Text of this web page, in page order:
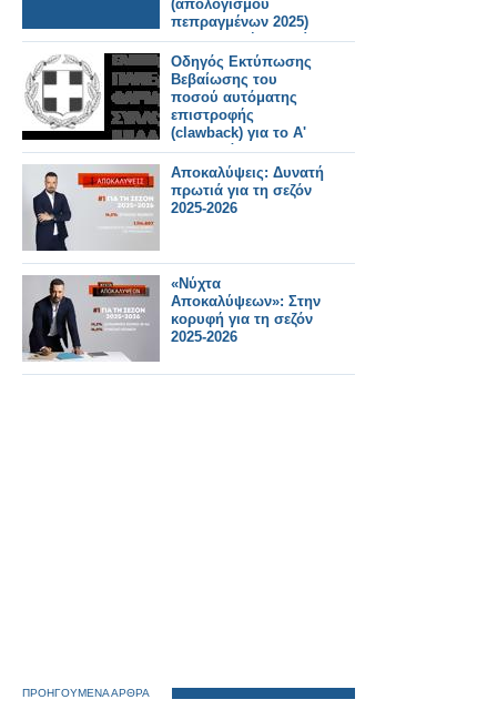
(απολογισμού
πεπραγμένων 2025)
της Κυριακή 5 Ιουλίου
2026.
Οδηγός Εκτύπωσης
Βεβαίωσης του
ποσού αυτόματης
επιστροφής
(clawback) για το Α'
και Β' εξάμηνο 2025
Αποκαλύψεις: Δυνατή
πρωτιά για τη σεζόν
2025-2026
«Νύχτα
Αποκαλύψεων»: Στην
κορυφή για τη σεζόν
2025-2026
ΠΡΟΗΓΟΥΜΕΝΑ ΑΡΘΡΑ